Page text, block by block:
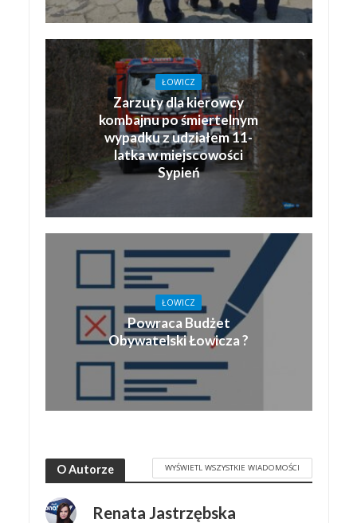
ŁOWICZ
Zarzuty dla kierowcy
kombajnu po śmiertelnym
wypadku z udziałem 11-
latka w miejscowości
Sypień
ŁOWICZ
Powraca Budżet
Obywatelski Łowicza ?
O Autorze WYŚWIETL WSZYSTKIE WIADOMOŚCI
Renata Jastrzębska